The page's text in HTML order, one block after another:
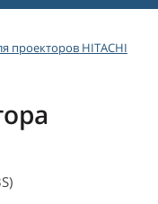
проекторов HITACHI